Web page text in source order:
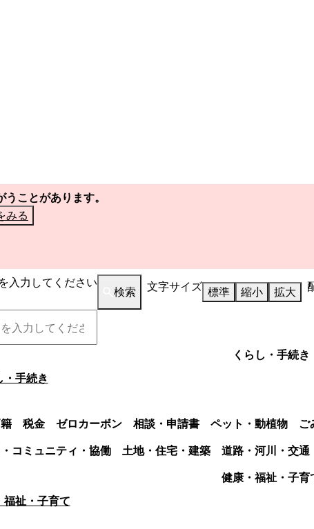
ことがあります。
みる
入力してください
検索 文字サイズ 標準 縮小 拡大
くらし・手続き
・手続き
税金 ゼロカーボン 相談・申請書 ペット・動植物 ご
コミュニティ・協働
土地・住宅・建築
道路・河川・交通
健康・福祉・子育
福祉・子育て